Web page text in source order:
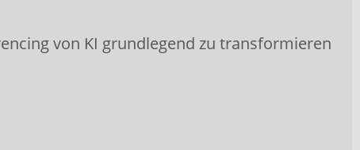
von KI grundlegend zu transformieren